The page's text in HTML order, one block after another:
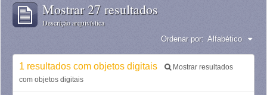
Mostrar 27 resultados
Descrição arquivística
Ordenar por: Alfabético
1 resultados com objetos digitais
Mostrar resultados
com objetos digitais